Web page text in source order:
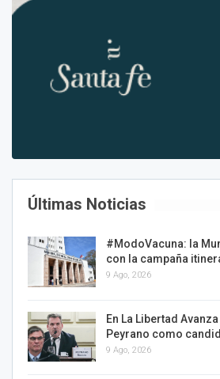
Últimas Noticias
#ModoVacuna: la
con la campaña
9 Ago, 2026
En La Libertad
Peyrano como
9 Ago, 2026